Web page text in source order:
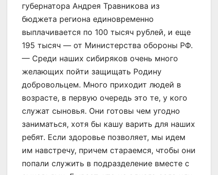
губернатора Андрея Травникова из
бюджета региона единовременно
выплачивается по 100 тысяч рублей, и еще
195 тысяч — от Министерства обороны РФ.
— Среди наших сибиряков очень много
желающих пойти защищать Родину
добровольцем. Много приходит людей в
возрасте, в первую очередь это те, у кого
служат сыновья. Они готовы чем угодно
заниматься, хотя бы кашу варить для наших
ребят. Если здоровье позволяет, мы идем
им навстречу, причем стараемся, чтобы они
попали служить в подразделение вместе с